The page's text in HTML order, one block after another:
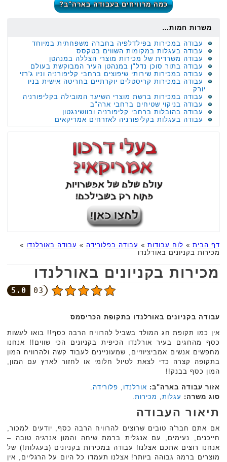
כמה מרוויחים בעבודה בארה"ב?
משרות חמות…
עבודה במכירות בפילדלפיה בחברה משפחתית במיוחד
עבודה בעגלות במקומות השווים בטקסס
עבודה משרדית של מכירות מוצרי הצללה במנהטן
עבודה בתור סוכן נדל"ן במנהטן העיר המבוקשת בעולם
עבודה במכירות שירותי שיפוצים ברחבי קליפורניה וניו ג'רזי
עבודה במכירות קריסטלים יוקרתיים בחריטה אישית בניו
יורק
עבודה במכירות ברשת מוצרי השיער המובילה בקליפורניה
עבודה בניקוי שטיחים ברחבי ארה"ב
עבודה בהובלות ברחבי קליפורניה ובוושינגטון
עבודה בעגלות בקליפורניה לאזרחים אמריקאים
דף הבית » לוח עבודות » עבודה בפלורידה » עבודה באורלנדו »
מכירות בקניונים באורלנדו
מכירות בקניונים באורלנדו
5.0 03
עבודה בקניונים באורלנדו בתקופת הכריסמס
אין כמו תקופת חג המולד בשביל להרוויח הרבה כסף!! בואו לעשות
כסף מהחגים בעיר אורלנדו הכיפית בקניונים הכי שווים!! אנחנו
מחפשים אנשים אמביציוזיים, שמעוניינים לעבוד קשה ולהרוויח המון
בתקופה קצרה כדי לצאת לטיול חלומי או לחזור לארץ עם המון,
המון כסף בבנק!!
אזור עבודה בארה"ב: אורלנדו פלורידה
סוג משרה: עגלות מכירות
תיאור העבודה
אם אתם חבר'ה טובים שרוצים להרוויח הרבה כסף, יודעים למכור,
חייכנים, נעימים, עם אנגלית ברמת שיחה והמון אנרגיה טובה –
אנחנו רוצים אתכם אצלנו! עבודה במכירות בקניונים (בעגלות!) של
מוצרים ברמה גבוהה ביותר! אצלנו תעמדו כל היום על הרגליים, אין